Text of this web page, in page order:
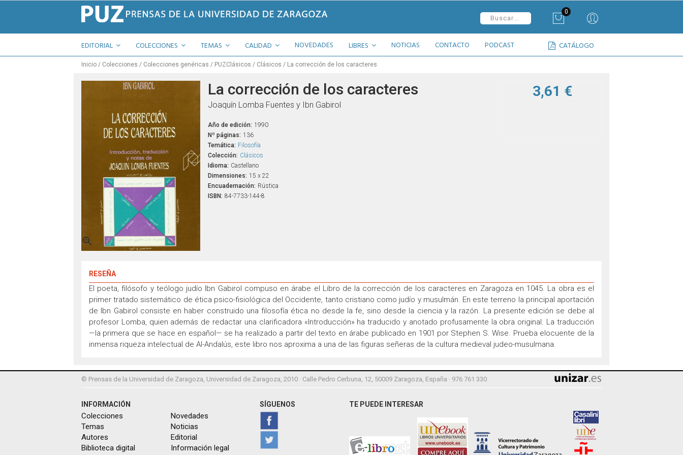
0
EDITORIAL COLECCIONES TEMAS CATÁLOGO
CALIDAD NOVEDADES LIBRES NOTICIAS CONTACTO PODCAST
Inicio Colecciones Colecciones genéricas PUZClásicos Clásicos La corrección de los caracteres

La corrección de los caracteres
Joaquín Lomba Fuentes y Ibn Gabirol
Año de edición: 1990
Nº páginas: 136
Temática: Filosofía
Colección: Clásicos
Idioma: Castellano
Dimensiones: 15 x 22
Encuadernación: Rústica
ISBN: 84-7733-144-8
3,61 €
RESEÑA
El poeta, filósofo y teólogo judío Ibn Gabirol compuso en árabe el Libro de la corrección de los caracteres en Zaragoza en 1045. La obra es el
primer tratado sistemático de ética psico-fisiológica del Occidente, tanto cristiano como judío y musulmán. En este terreno la principal aportación
de Ibn Gabirol consiste en haber construido una filosofía ética no desde la fe, sino desde la ciencia y la razón. La presente edición se debe al
profesor Lomba, quien además de redactar una clarificadora «Introducción» ha traducido y anotado profusamente la obra original. La traducción
—la primera que se hace en español— se ha realizado a partir del texto en árabe publicado en 1901 por Stephen S. Wise. Prueba elocuente de la
inmensa riqueza intelectual de Al-Andalús, este libro nos aproxima a una de las figuras señeras de la cultura medieval judeo-musulmana.
© Prensas de la Universidad de Zaragoza, Universidad de Zaragoza, 2010 · Calle Pedro Cerbuna, 12, 50009 Zaragoza, España · 976 761 330
INFORMACIÓN
Colecciones
Temas
Autores
Biblioteca digital
Novedades
Noticias
Editorial
Información legal
SÍGUENOS TE PUEDE INTERESAR